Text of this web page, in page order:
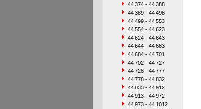
44 374 - 44 388
44 389 - 44 498
44 499 - 44 553
44 554 - 44 623
44 624 - 44 643
44 644 - 44 683
44 684 - 44 701
44 702 - 44 727
44 728 - 44 777
44 778 - 44 832
44 833 - 44 912
44 913 - 44 972
44 973 - 44 1012